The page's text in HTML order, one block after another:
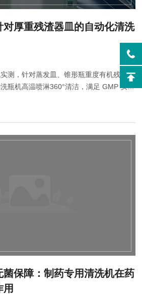
对厚重残渣器皿的自动化清洗
测，针对蒸发皿、锥形瓶重度有机残渣开
瓶机高温喷淋360°清洁，满足 GMP 实验
菌保障：制药专用清洗机在药
用